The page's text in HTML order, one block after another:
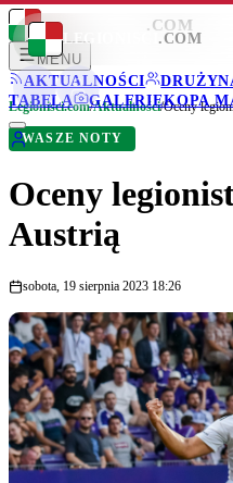
LEGIONISCI .COM
MENU
AKTUALNOŚCI
TABELA
GALERIEKOPA
LEGIONISCI .COM
Legionisci.com/Aktualności/Oceny
WASZE NOTY
Oceny
Austrią
sobota, 19 sierpnia 2023 18:26